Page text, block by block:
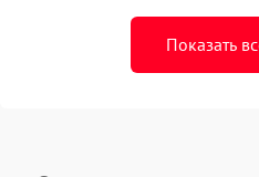
Показать